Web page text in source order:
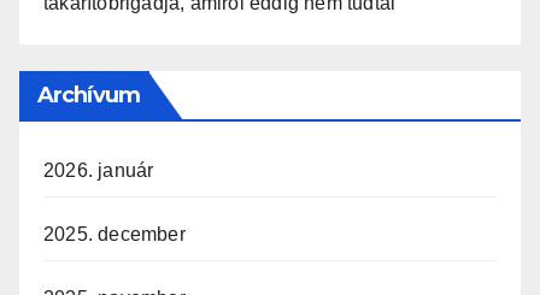
Archívum
2026. január
2025. december